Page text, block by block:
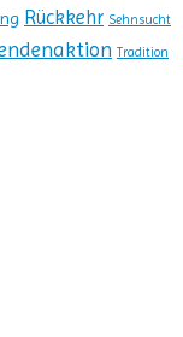
Rückkehr Sehnsucht
Tradition